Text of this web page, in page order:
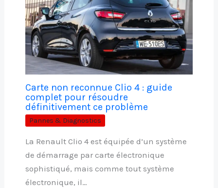
Carte non reconnue Clio 4 : guide
complet pour résoudre
définitivement ce problème
Pannes & Diagnostics
La Renault Clio 4 est équipée d’un système
de démarrage par carte électronique
sophistiqué, mais comme tout système
électronique, il…